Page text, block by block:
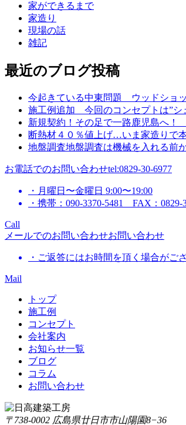
家ができるまで
家造り
現場の話
雑記
最近のブログ投稿
今起きている中東問題 ウッドショ
施工例追加 今回のコンセプトは”シ
新規契約！その足で一路鹿児島へ！
断熱材４０％値上げ…いま家造りで
地盤調査地盤調査は機械を入れる前
お電話でのお問い合わせtel:0829-30-6977
・月曜日〜金曜日 9:00〜19:00
・携帯：090-3370-5481 FAX：0829-
Call
メールでのお問い合わせお問い合わせ
・ご返答にはお時間を頂く場合がご
Mail
トップ
施工例
コンセプト
会社案内
お知らせ一覧
ブログ
コラム
お問い合わせ
〒738-0002 広島県廿日市市山陽園8−36